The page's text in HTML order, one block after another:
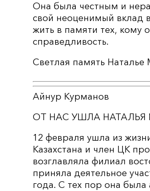
Она была честным и
свой неоценимый вклад
жить в памяти тех, кому
справедливость.
Светлая память
Айнур Курманов
ОТ НАС УШЛА
12 февраля ушла из
Казахстана и член ЦК
возглавляла филиал
приняла деятельное
года. С тех пор она